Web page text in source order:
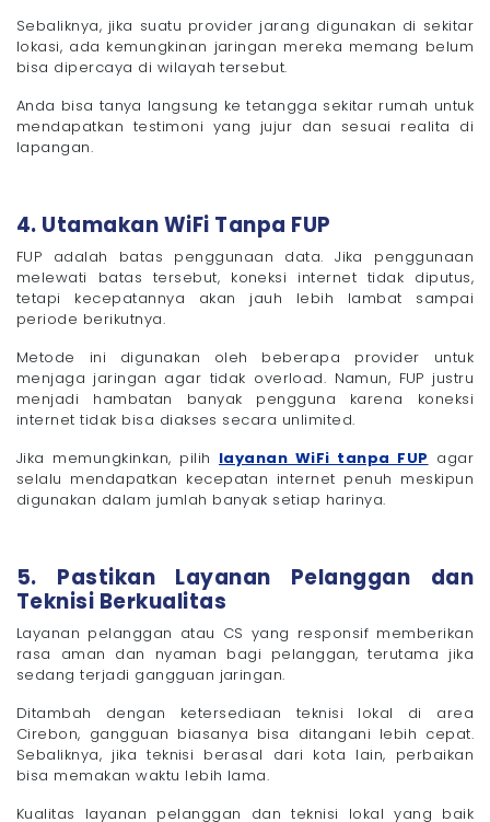
Sebaliknya, jika suatu provider jarang digunakan di sekitar
lokasi, ada kemungkinan jaringan mereka memang belum
bisa dipercaya di wilayah tersebut.
Anda bisa tanya langsung ke tetangga sekitar rumah untuk
mendapatkan testimoni yang jujur dan sesuai realita di
lapangan.
4. Utamakan WiFi Tanpa FUP
FUP adalah batas penggunaan data. Jika penggunaan
melewati batas tersebut, koneksi internet tidak diputus,
tetapi kecepatannya akan jauh lebih lambat sampai
periode berikutnya.
Metode ini digunakan oleh beberapa provider untuk
menjaga jaringan agar tidak overload. Namun, FUP justru
menjadi hambatan banyak pengguna karena koneksi
internet tidak bisa diakses secara unlimited.
Jika memungkinkan, pilih layanan WiFi tanpa FUP agar
selalu mendapatkan kecepatan internet penuh meskipun
digunakan dalam jumlah banyak setiap harinya.
5. Pastikan Layanan Pelanggan dan
Teknisi Berkualitas
Layanan pelanggan atau CS yang responsif memberikan
rasa aman dan nyaman bagi pelanggan, terutama jika
sedang terjadi gangguan jaringan.
Ditambah dengan ketersediaan teknisi lokal di area
Cirebon, gangguan biasanya bisa ditangani lebih cepat.
Sebaliknya, jika teknisi berasal dari kota lain, perbaikan
bisa memakan waktu lebih lama.
Kualitas layanan pelanggan dan teknisi lokal yang baik